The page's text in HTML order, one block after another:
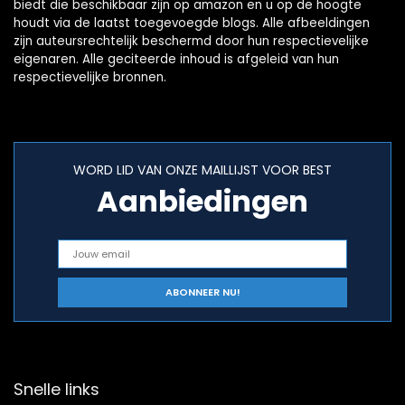
biedt die beschikbaar zijn op amazon en u op de hoogte
houdt via de laatst toegevoegde blogs. Alle afbeeldingen
zijn auteursrechtelijk beschermd door hun respectievelijke
eigenaren. Alle geciteerde inhoud is afgeleid van hun
respectievelijke bronnen.
WORD LID VAN ONZE MAILLIJST VOOR BEST
Aanbiedingen
Snelle links